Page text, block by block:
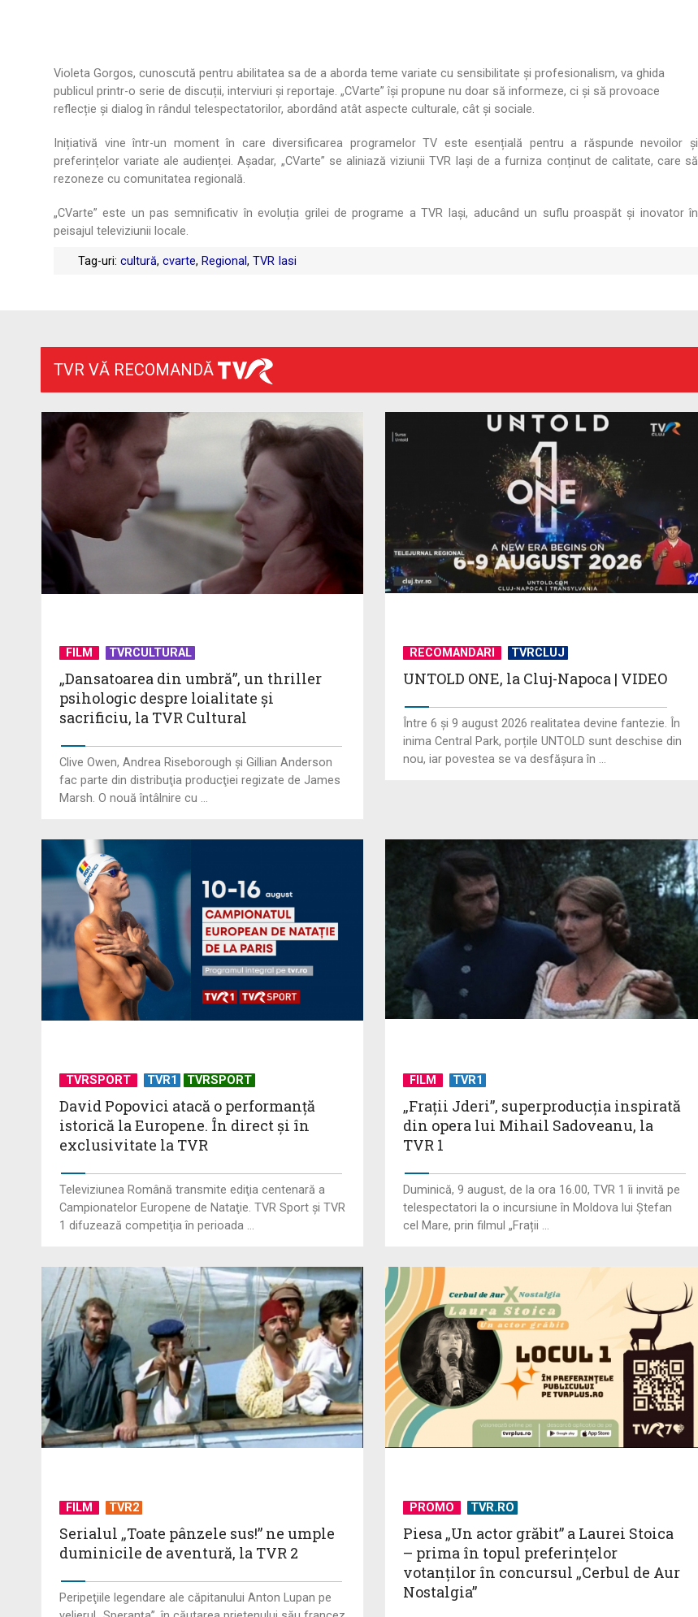
Violeta Gorgos, cunoscută pentru abilitatea sa de a aborda teme variate cu sensibilitate și profesionalism, va ghida
publicul printr-o serie de discuții, interviuri și reportaje. „CVarte” își propune nu doar să informeze, ci și să provoace
reflecție și dialog în rândul telespectatorilor, abordând atât aspecte culturale, cât și sociale.
Inițiativă vine într-un moment în care diversificarea programelor TV este esențială pentru a răspunde nevoilor și
preferințelor variate ale audienței. Așadar, „CVarte” se aliniază viziunii TVR Iași de a furniza conținut de calitate, care să
rezoneze cu comunitatea regională.
„CVarte” este un pas semnificativ în evoluția grilei de programe a TVR Iași, aducând un suflu proaspăt și inovator în
peisajul televiziunii locale.
Tag-uri: cultură, cvarte, Regional, TVR Iasi
TVR VĂ RECOMANDĂ
FILM TVRCULTURAL
„Dansatoarea din umbră”, un thriller
psihologic despre loialitate și
sacrificiu, la TVR Cultural
Clive Owen, Andrea Riseborough şi Gillian Anderson
fac parte din distribuţia producţiei regizate de James
Marsh. O nouă întâlnire cu ...
RECOMANDARI TVRCLUJ
UNTOLD ONE, la Cluj-Napoca | VIDEO
Între 6 și 9 august 2026 realitatea devine fantezie. În
inima Central Park, porțile UNTOLD sunt deschise din
nou, iar povestea se va desfășura în ...
TVRSPORT TVR1 TVRSPORT
David Popovici atacă o performanţă
istorică la Europene. În direct şi în
exclusivitate la TVR
Televiziunea Română transmite ediţia centenară a
Campionatelor Europene de Nataţie. TVR Sport şi TVR
1 difuzează competiţia în perioada ...
FILM TVR1
„Frații Jderi”, superproducția inspirată
din opera lui Mihail Sadoveanu, la
TVR 1
Duminică, 9 august, de la ora 16.00, TVR 1 îi invită pe
telespectatori la o incursiune în Moldova lui Ștefan
cel Mare, prin filmul „Frații ...
FILM TVR2
Serialul „Toate pânzele sus!” ne umple
duminicile de aventură, la TVR 2
Peripeţiile legendare ale căpitanului Anton Lupan pe
PROMO TVR.RO
Piesa „Un actor grăbit” a Laurei Stoica
– prima în topul preferinţelor
votanţilor în concursul „Cerbul de Aur
Nostalgia”